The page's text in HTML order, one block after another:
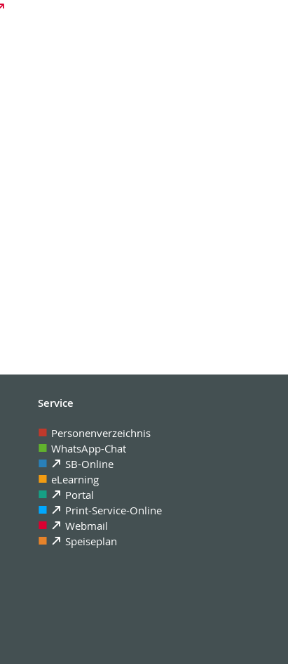
Service
Personenverzeichnis
WhatsApp-Chat
SB-Online
eLearning
Portal
Print-Service-Online
Webmail
Speiseplan